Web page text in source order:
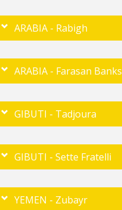
ARABIA - Rabigh
ARABIA - Farasan Banks
GIBUTI - Tadjoura
GIBUTI - Sette Fratelli
YEMEN - Zubayr